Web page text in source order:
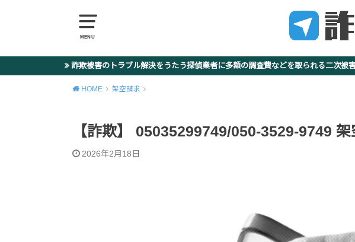
MENU
詐欺被害のトラブル解決をうたう探偵業者に多額の調査費などを取られる二
HOME 架空請求
【詐欺】 05035299749/050-3529-9749 架
2026年2月18日